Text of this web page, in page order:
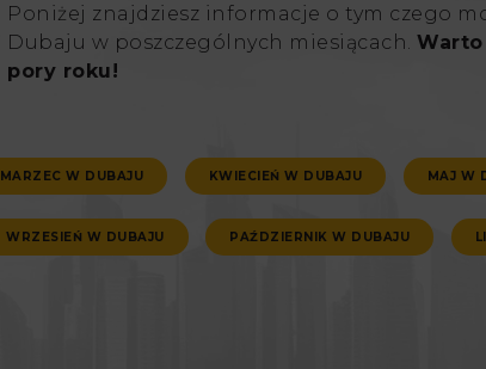
Poniżej znajdziesz informacje o tym czego
Dubaju w poszczególnych miesiącach.
pory roku!
MARZEC W DUBAJU KWIECIEŃ W DUBAJU MAJ W
WRZESIEŃ W DUBAJU PAŹDZIERNIK W DUBAJU